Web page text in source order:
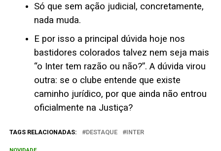
Só que sem ação judicial, concretamente,
nada muda.
E por isso a principal dúvida hoje nos
bastidores colorados talvez nem seja mais
“o Inter tem razão ou não?”. A dúvida virou
outra: se o clube entende que existe
caminho jurídico, por que ainda não entrou
oficialmente na Justiça?
TAGS RELACIONADAS: DESTAQUE INTER